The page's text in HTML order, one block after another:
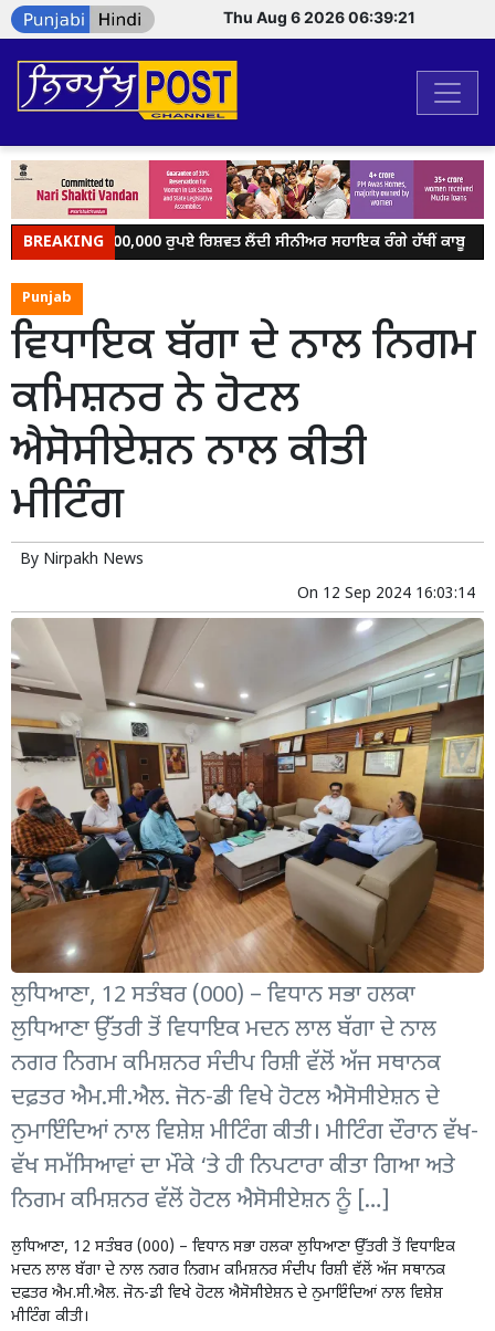
Thu Aug 6 2026 06:39:22
BREAKING
ਬਿਊਰੋ ਵੱਲੋਂ 1,00,000 ਰੁਪਏ ਰਿਸ਼ਵਤ ਲੈਂਦੀ ਸੀਨੀਅਰ ਸਹਾਇਕ ਰੰਗੇ ਹੱਥੀਂ ਕਾਬੂ
Punjab
ਵਿਧਾਇਕ ਬੱਗਾ ਦੇ ਨਾਲ ਨਿਗਮ
ਕਮਿਸ਼ਨਰ ਨੇ ਹੋਟਲ
ਐਸੋਸੀਏਸ਼ਨ ਨਾਲ ਕੀਤੀ
ਮੀਟਿੰਗ
By Nirpakh News
On 12 Sep 2024 16:03:14
ਲੁਧਿਆਣਾ, 12 ਸਤੰਬਰ (000) – ਵਿਧਾਨ ਸਭਾ ਹਲਕਾ
ਲੁਧਿਆਣਾ ਉੱਤਰੀ ਤੋਂ ਵਿਧਾਇਕ ਮਦਨ ਲਾਲ ਬੱਗਾ ਦੇ ਨਾਲ
ਨਗਰ ਨਿਗਮ ਕਮਿਸ਼ਨਰ ਸੰਦੀਪ ਰਿਸ਼ੀ ਵੱਲੋਂ ਅੱਜ ਸਥਾਨਕ
ਦਫ਼ਤਰ ਐਮ.ਸੀ.ਐਲ. ਜੋਨ-ਡੀ ਵਿਖੇ ਹੋਟਲ ਐਸੋਸੀਏਸ਼ਨ ਦੇ
ਨੁਮਾਇੰਦਿਆਂ ਨਾਲ ਵਿਸ਼ੇਸ਼ ਮੀਟਿੰਗ ਕੀਤੀ। ਮੀਟਿੰਗ ਦੌਰਾਨ ਵੱਖ-
ਵੱਖ ਸਮੱਸਿਆਵਾਂ ਦਾ ਮੌਕੇ ‘ਤੇ ਹੀ ਨਿਪਟਾਰਾ ਕੀਤਾ ਗਿਆ ਅਤੇ
ਨਿਗਮ ਕਮਿਸ਼ਨਰ ਵੱਲੋਂ ਹੋਟਲ ਐਸੋਸੀਏਸ਼ਨ ਨੂੰ […]
ਲੁਧਿਆਣਾ, 12 ਸਤੰਬਰ (000) – ਵਿਧਾਨ ਸਭਾ ਹਲਕਾ ਲੁਧਿਆਣਾ ਉੱਤਰੀ ਤੋਂ ਵਿਧਾਇਕ
ਮਦਨ ਲਾਲ ਬੱਗਾ ਦੇ ਨਾਲ ਨਗਰ ਨਿਗਮ ਕਮਿਸ਼ਨਰ ਸੰਦੀਪ ਰਿਸ਼ੀ ਵੱਲੋਂ ਅੱਜ ਸਥਾਨਕ
ਦਫ਼ਤਰ ਐਮ.ਸੀ.ਐਲ. ਜੋਨ-ਡੀ ਵਿਖੇ ਹੋਟਲ ਐਸੋਸੀਏਸ਼ਨ ਦੇ ਨੁਮਾਇੰਦਿਆਂ ਨਾਲ ਵਿਸ਼ੇਸ਼
ਮੀਟਿੰਗ ਕੀਤੀ।